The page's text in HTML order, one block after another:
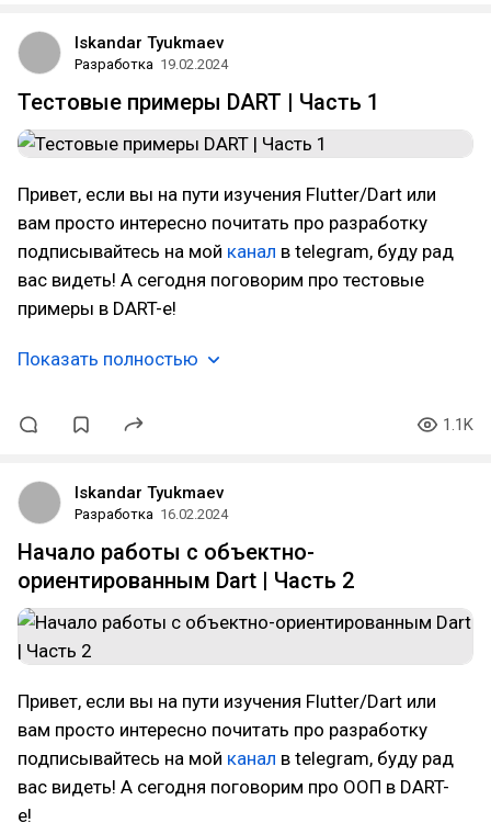
Iskandar Tyukmaev
Разработка 19.02.2024
Тестовые примеры DART | Часть 1
Привет, если вы на пути изучения Flutter/Dart или
вам просто интересно почитать про разработку
подписывайтесь на мой канал в telegram, буду рад
вас видеть! А сегодня поговорим про тестовые
примеры в DART-е!
Показать полностью
1.1K
Iskandar Tyukmaev
Разработка 16.02.2024
Начало работы с объектно-
ориентированным Dart | Часть 2
Привет, если вы на пути изучения Flutter/Dart или
вам просто интересно почитать про разработку
подписывайтесь на мой канал в telegram, буду рад
вас видеть! А сегодня поговорим про ООП в DART-
е!